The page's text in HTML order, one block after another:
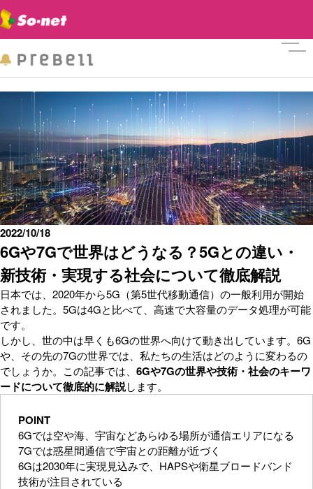
6Gや7Gで世界はどうなる？5Gとの違い・
新技術・実現する社会について徹底解説
2022/10/18
日本では、2020年から5G（第5世代移動通信）の一般利用が開始
されました。5Gは4Gと比べて、高速で大容量のデータ処理が可能
です。
しかし、世の中は早くも6Gの世界へ向けて動き出しています。6G
や、その先の7Gの世界では、私たちの生活はどのように変わるの
でしょうか。この記事では、 6Gや7Gの世界や技術・社会のキーワ
ードについて徹底的に解説します。
POINT
6Gでは空や海、宇宙などあらゆる場所が通信エリアになる
7Gでは惑星間通信で宇宙との距離が近づく
6Gは2030年に実現見込みで、HAPSや衛星ブロードバンド
技術が注目されている